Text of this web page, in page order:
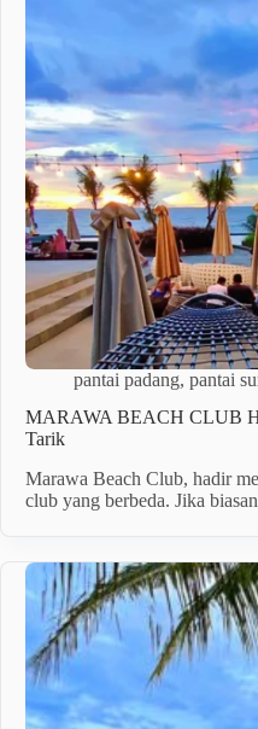
pantai padang, pantai
MARAWA BEACH CLUB
Tarik
Marawa Beach Club, hadir
club yang berbeda. Jika